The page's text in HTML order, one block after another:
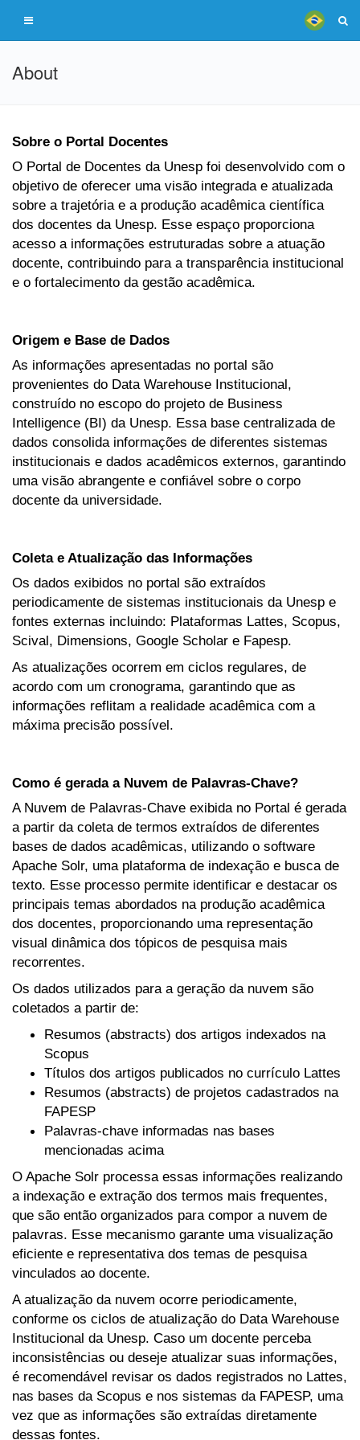
About
Sobre o Portal Docentes
O Portal de Docentes da Unesp foi desenvolvido com o
objetivo de oferecer uma visão integrada e atualizada
sobre a trajetória e a produção acadêmica científica
dos docentes da Unesp. Esse espaço proporciona
acesso a informações estruturadas sobre a atuação
docente, contribuindo para a transparência institucional
e o fortalecimento da gestão acadêmica.
Origem e Base de Dados
As informações apresentadas no portal são
provenientes do Data Warehouse Institucional,
construído no escopo do projeto de Business
Intelligence (BI) da Unesp. Essa base centralizada de
dados consolida informações de diferentes sistemas
institucionais e dados acadêmicos externos, garantindo
uma visão abrangente e confiável sobre o corpo
docente da universidade.
Coleta e Atualização das Informações
Os dados exibidos no portal são extraídos
periodicamente de sistemas institucionais da Unesp e
fontes externas incluindo: Plataformas Lattes, Scopus,
Scival, Dimensions, Google Scholar e Fapesp.
As atualizações ocorrem em ciclos regulares, de
acordo com um cronograma, garantindo que as
informações reflitam a realidade acadêmica com a
máxima precisão possível.
Como é gerada a Nuvem de Palavras-Chave?
A Nuvem de Palavras-Chave exibida no Portal é gerada
a partir da coleta de termos extraídos de diferentes
bases de dados acadêmicas, utilizando o software
Apache Solr, uma plataforma de indexação e busca de
texto. Esse processo permite identificar e destacar os
principais temas abordados na produção acadêmica
dos docentes, proporcionando uma representação
visual dinâmica dos tópicos de pesquisa mais
recorrentes.
Os dados utilizados para a geração da nuvem são
coletados a partir de:
Resumos (abstracts) dos artigos indexados na
Scopus
Títulos dos artigos publicados no currículo Lattes
Resumos (abstracts) de projetos cadastrados na
FAPESP
Palavras-chave informadas nas bases
mencionadas acima
O Apache Solr processa essas informações realizando
a indexação e extração dos termos mais frequentes,
que são então organizados para compor a nuvem de
palavras. Esse mecanismo garante uma visualização
eficiente e representativa dos temas de pesquisa
vinculados ao docente.
A atualização da nuvem ocorre periodicamente,
conforme os ciclos de atualização do Data Warehouse
Institucional da Unesp. Caso um docente perceba
inconsistências ou deseje atualizar suas informações,
é recomendável revisar os dados registrados no Lattes,
nas bases da Scopus e nos sistemas da FAPESP, uma
vez que as informações são extraídas diretamente
dessas fontes.